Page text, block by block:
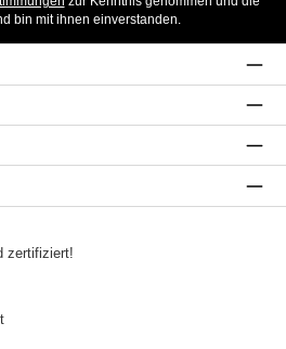
bin mit ihnen einverstanden.
zertifiziert!